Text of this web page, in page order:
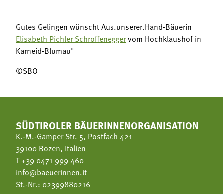
Gutes Gelingen wünscht Aus.unserer.Hand-Bäuerin
Elisabeth Pichler Schroffeneggervom Hochklaushof in
Karneid-Blumau"
©SBO
SÜDTIROLER BÄUERINNENORGANISATION
K.-M.-Gamper Str. 5, Postfach 421
39100 Bozen, Italien
T+39 0471 999 460
info@baeuerinnen.it
St.-Nr.: 02399880216